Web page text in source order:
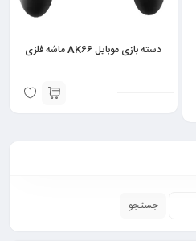
دسته بازی موبایل AK66 ماشه فلزی
جستجو